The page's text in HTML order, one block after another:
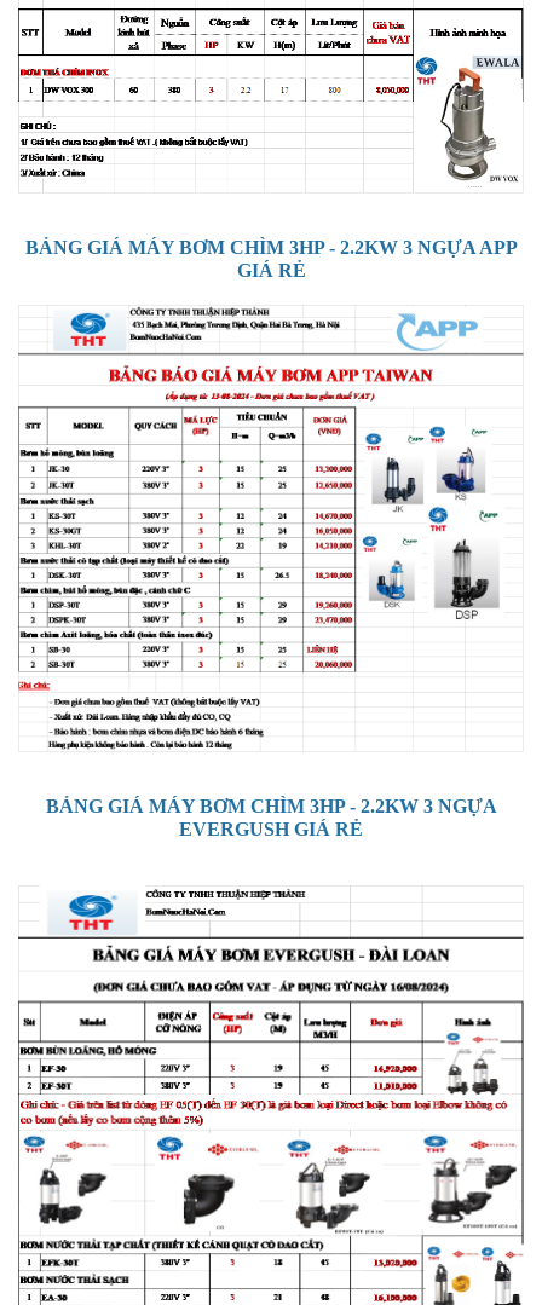
BẢNG GIÁ MÁY BƠM CHÌM 3HP - 2.2KW 3 NGỰA APP
GIÁ RẺ
BẢNG GIÁ MÁY BƠM CHÌM 3HP - 2.2KW 3 NGỰA
EVERGUSH GIÁ RẺ